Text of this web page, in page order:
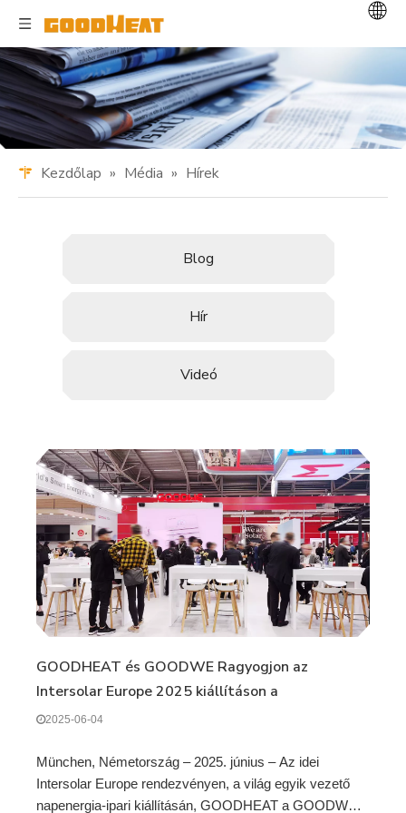
Kezdőlap » Média » Hírek
Blog
Hír
Videó
GOODHEAT és GOODWE Ragyogjon az
Intersolar Europe 2025 kiállításon a
legmodernebb R290 hőszivattyúkkal és PV
2025-06-04
München, Németország – 2025. június – Az idei
Intersolar Europe rendezvényen, a világ egyik vezető
napenergia-ipari kiállításán, GOODHEAT a GOODWE